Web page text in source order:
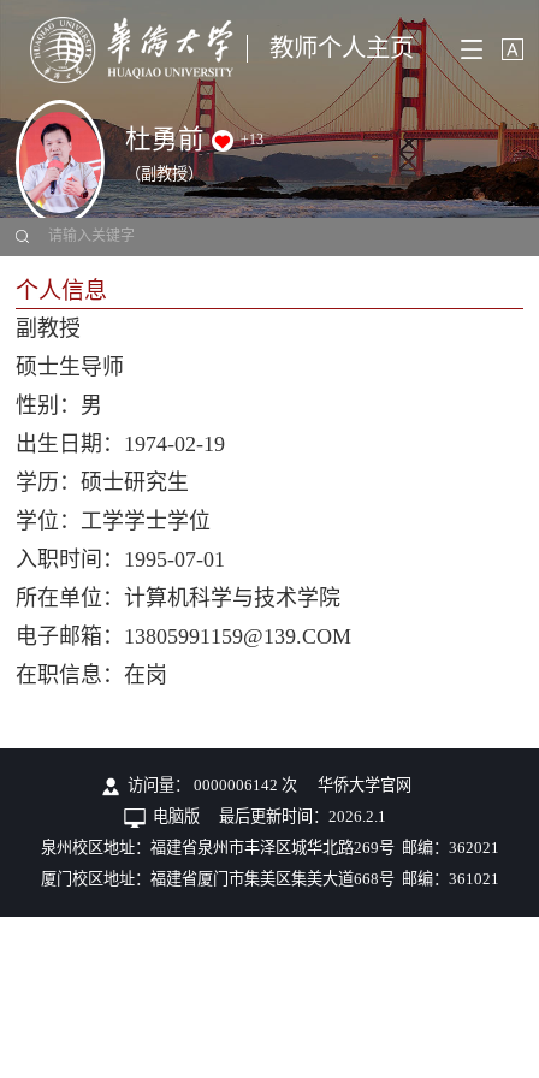
教师个人主页
杜勇前 +13
（副教授）
个人信息
副教授
硕士生导师
性别：男
出生日期：1974-02-19
学历：硕士研究生
学位：工学学士学位
入职时间：1995-07-01
所在单位：计算机科学与技术学院
电子邮箱： 13805991159@139.COM
在职信息：在岗
访问量：0000006142 次
华侨大学官网
电脑版
最后更新时间：2026.2.1
泉州校区地址：福建省泉州市丰泽区城华北路269号 邮编：362021
厦门校区地址：福建省厦门市集美区集美大道668号 邮编：361021